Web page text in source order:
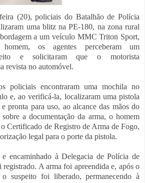
(20), policiais do Batalhão de Polícia
uma blitz na PE-180, na zona rural
a um veículo MMC Triton Sport,
os agentes perceberam um
e solicitaram que o motorista
revista no automóvel.
policiais encontraram uma mochila no
e, ao verificá-la, localizaram uma pistola
pronta para uso, ao alcance das mãos do
a documentação da arma, o homem
Certificado de Registro de Arma de Fogo,
legal para o porte da pistola.
encaminhado à Delegacia de Polícia de
A arma foi apreendida e, após o
suspeito foi liberado, permanecendo à